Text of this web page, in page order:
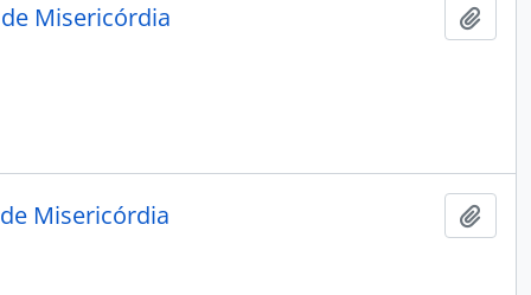
Misericórdia
Misericórdia